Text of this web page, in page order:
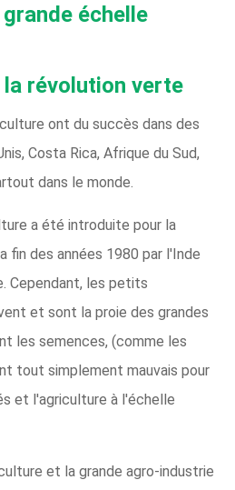
échelle
révolution verte
ont du succès dans des
Costa Rica, Afrique du Sud,
dans le monde.
a été introduite pour la
fin des années 1980 par l'Inde
Cependant, les petits
et sont la proie des grandes
les semences, (comme les
tout simplement mauvais pour
et l'agriculture à l'échelle
et la grande agro-industrie